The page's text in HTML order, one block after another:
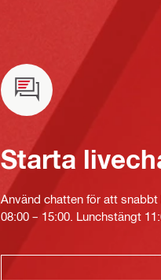
Starta
Använd chatten för att
08:00 – 15:00. Lunchstängt